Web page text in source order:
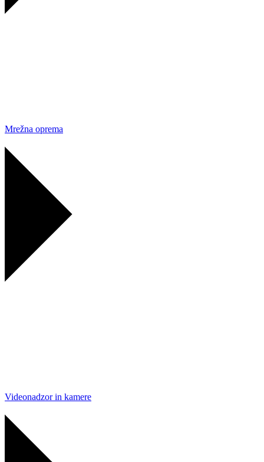
Mrežna oprema
Videonadzor in kamere